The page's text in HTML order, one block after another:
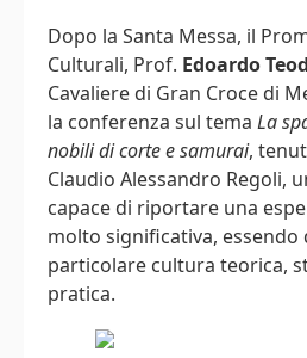
Dopo la Santa Messa, il
Culturali, Prof. Edoardo
Cavaliere di Gran Croce di
la conferenza sul tema La
nobili di corte e samurai,
Claudio Alessandro Regoli,
capace di riportare una
molto significativa, essendo
particolare cultura teorica,
pratica.